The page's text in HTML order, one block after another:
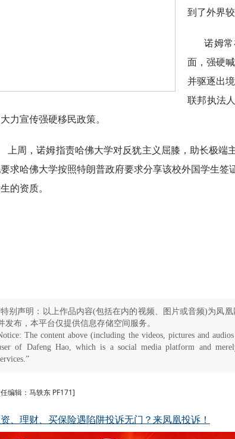
到了外界较
诺姆
面，强硬
并驱逐出
联邦执法
力宣传强硬移民政策。
上周，诺姆指责哈佛大学对反犹主义屈膝，助长极端
求哈佛大学按照特朗普政府要求分享该校外国学生签
的资质。
特别声明：以上作品内容(包括在内的视频、图片或音频)为凤
发布，本平台仅提供信息存储空间服务。
The content above (including the videos, pictures and
of Dafeng Hao, which is a social media platform and
编辑：马轶东 PF171]
、理财、买保险遇陷阱投诉无门？来凤凰投诉！